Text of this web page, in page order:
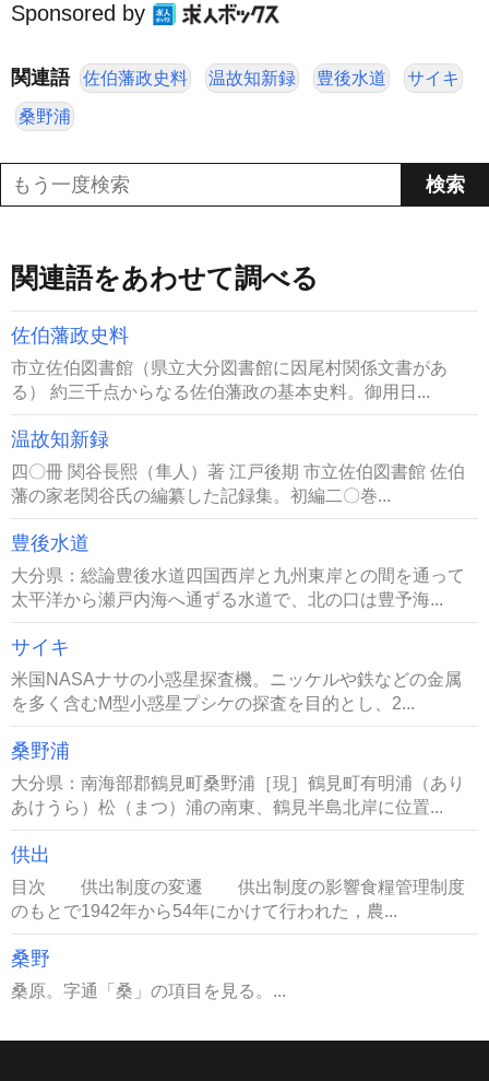
Sponsored by
関連語 佐伯藩政史料 温故知新録 豊後水道 サイキ
桑野浦
関連語をあわせて調べる
佐伯藩政史料
市立佐伯図書館（県立大分図書館に因尾村関係文書があ
る） 約三千点からなる佐伯藩政の基本史料。御用日...
温故知新録
四〇冊 関谷長熙（隼人）著 江戸後期 市立佐伯図書館 佐伯
藩の家老関谷氏の編纂した記録集。初編二〇巻...
豊後水道
大分県：総論豊後水道四国西岸と九州東岸との間を通って
太平洋から瀬戸内海へ通ずる水道で、北の口は豊予海...
サイキ
米国NASAナサの小惑星探査機。ニッケルや鉄などの金属
を多く含むM型小惑星プシケの探査を目的とし、2...
桑野浦
大分県：南海部郡鶴見町桑野浦［現］鶴見町有明浦（あり
あけうら）松（まつ）浦の南東、鶴見半島北岸に位置...
供出
目次 供出制度の変遷 供出制度の影響食糧管理制度
のもとで1942年から54年にかけて行われた，農...
桑野
桑原。字通「桑」の項目を見る。...